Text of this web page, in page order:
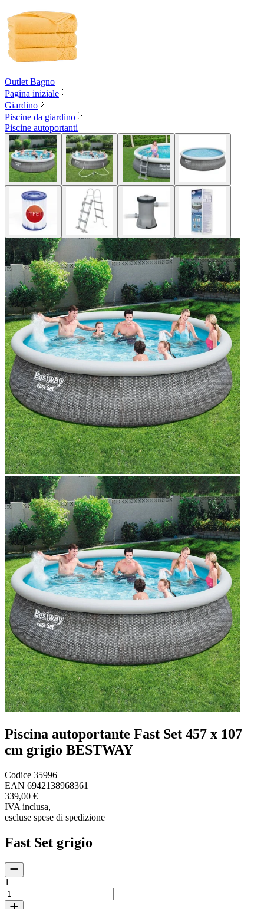
Outlet Bagno
Pagina iniziale
Giardino
Piscine da giardino
Piscine autoportanti
Piscina autoportante Fast Set 457 x 107
cm grigio BESTWAY
Codice 35996
EAN 6942138968361
339,00 €
IVA inclusa,
escluse spese di spedizione
Fast Set grigio
1